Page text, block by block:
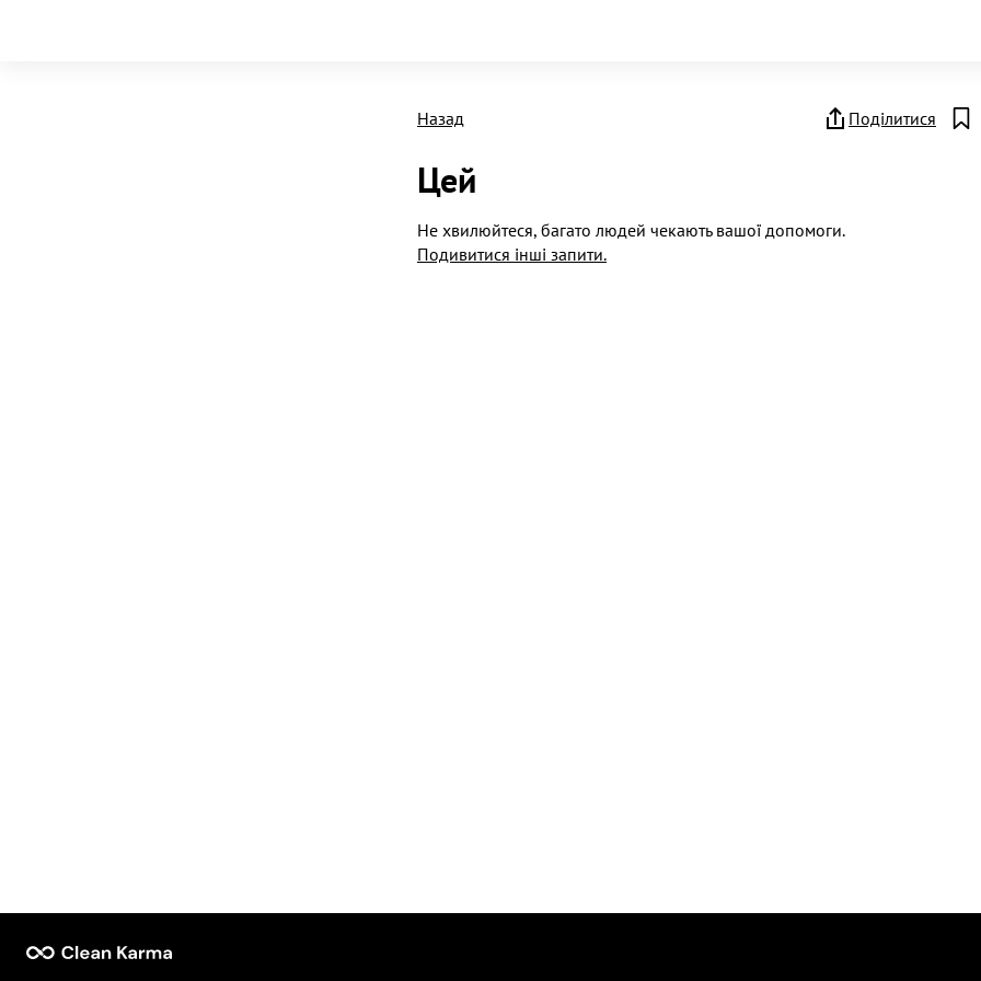
Назад Поділитися
Цей
Не хвилюйтеся, багато людей чекають вашої допомоги.
Подивитися інші запити.